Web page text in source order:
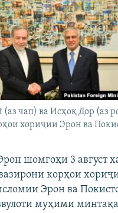
чап) ва Исҳоқ Дор (аз
хориҷии Эрон ва
шомгоҳи 3 август
корҳои
Эрон ва
муҳими